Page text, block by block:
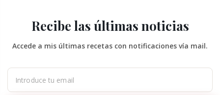
Recibe las últimas noticias
Accede a mis últimas recetas con notificaciones vía mail.